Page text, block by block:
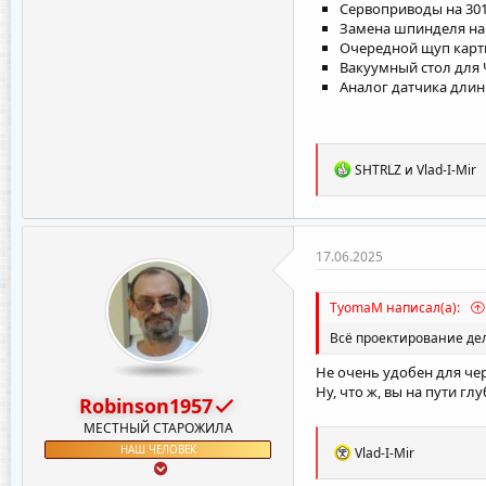
Сервоприводы на
Замена шпинделя на
Очередной щуп
Вакуумный стол для
Аналог датчика
Р
а
к
и
SHTRLZ и Vlad-I-Mir
Robinson1957
МЕСТНЫЙ СТАРОЖИЛА
НАШ ЧЕЛОВЕК
17.06.2025
TyomaM написал(а):
Всё проектирование
Не очень удобен для
Ну, что ж, вы на пути
РVlad-I-Mir